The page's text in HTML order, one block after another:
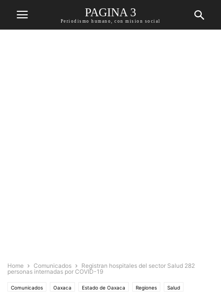
PAGINA 3
Periodismo humano, con mision social
Home Comunicados
Registran hospitales del sector Salud 282
personas internadas por COVID-19
Comunicados Oaxaca Estado de Oaxaca Regiones Salud